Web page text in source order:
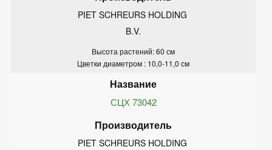
PIET SCHREURS HOLDING
B.V.
Высота растений: 60 см
Цветки диаметром : 10,0-11,0 см
СЦХ 73042
PIET SCHREURS HOLDING